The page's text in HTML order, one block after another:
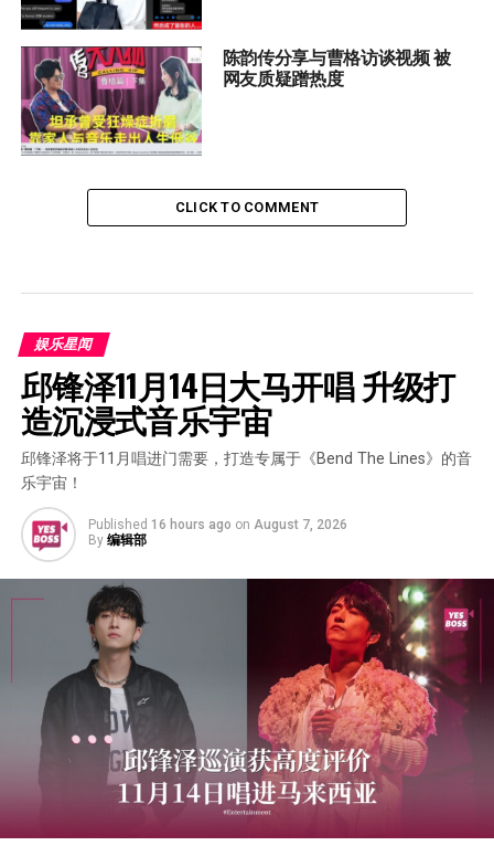
陈韵传分享与曹格访谈视频 被
网友质疑蹭热度
CLICK TO COMMENT
娱乐星闻
邱锋泽11月14日大马开唱 升级打
造沉浸式音乐宇宙
邱锋泽将于11月唱进门需要，打造专属于《Bend The Lines》的音
乐宇宙！
Published 16 hours ago on August 7, 2026
By 编辑部